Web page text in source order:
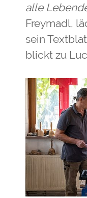
alle
Freymadl,
sein
blickt zu